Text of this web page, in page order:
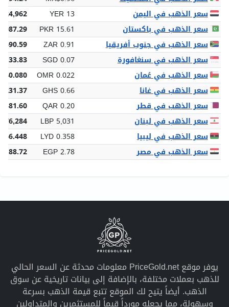
سعر الذهب في اليمن
YER 13
24,962
سعر الذهب في باكستان
PKR 15.61
سعر الذهب في جنوب أفريقيا
ZAR 0.91
سعر الذهب في سنغافورة
SGD 0.07
133.83
سعر الذهب في عُمان
OMR 0.022
40.080
سعر الذهب في غانا
GHS 0.66
سعر الذهب في قطر
QAR 0.20
381.60
سعر الذهب في لبنان
LBP 5,031
سعر الذهب في ليبيا
LYD 0.358
سعر الذهب في مصر
EGP 2.78
يوفر موقع PriceGold.net معلومات محدثة عن السعر الحالي
للذهب بعملات مختلفة، بالإضافة إلى بيانات تاريخية عن سوق
الذهب. أيضاً يتيح لك الموقع تتبع قيمة الذهب بسرعة
وسهولة، مما يجعله مورداً قيماً للمستثمرين والمتداولين